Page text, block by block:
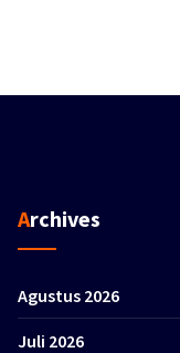
Archives
Agustus 2026
Juli 2026